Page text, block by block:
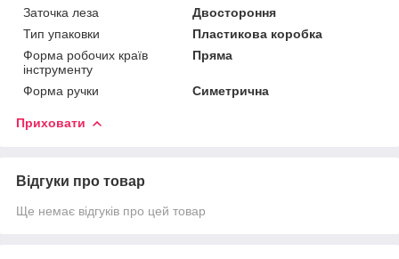
Заточка леза
Двостороння
Тип упаковки
Пластикова коробка
Форма робочих країв
інструменту
Пряма
Форма ручки Симетрична
Приховати
Відгуки про товар
Ще немає відгуків про цей товар